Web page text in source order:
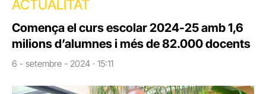
ACTUALITAT
Comença el curs escolar 2024-25 amb 1,6
milions d’alumnes i més de 82.000 docents
6 - setembre - 2024 · 15:11